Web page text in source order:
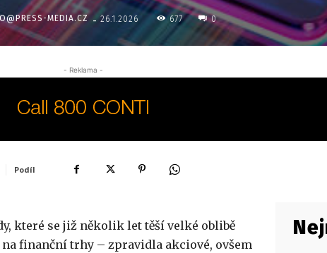
MEDIA.CZ - 26.1.2026 677 0
- Reklama -
Podíl
které se již několik let těší velké oblibě
finanční trhy – zpravidla akciové, ovšem